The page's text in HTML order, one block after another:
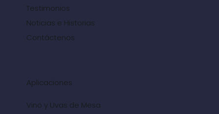
Testimonios
Noticias e Historias
Contáctenos
Aplicaciones
Vino y Uvas de Mesa